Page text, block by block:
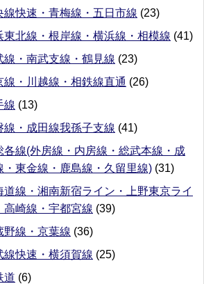
線快速・青梅線・五日市線 (23)
東北線・根岸線・横浜線・相模線 (41)
線・南武支線・鶴見線 (23)
線・川越線・相鉄線直通 (26)
線 (13)
線・成田線我孫子支線 (41)
各線(外房線・内房線・総武本線・成
・東金線・鹿島線・久留里線) (31)
道線・湘南新宿ライン・上野東京ライ
高崎線・宇都宮線 (39)
野線・京葉線 (36)
線快速・横須賀線 (25)
道 (6)